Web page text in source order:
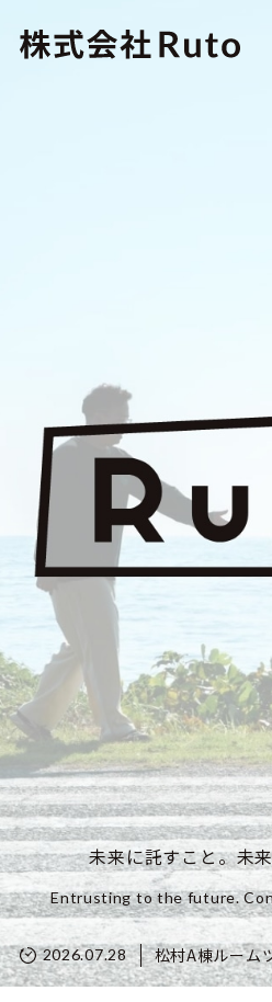
未来に託すこと。未
Entrusting to the future.
2026.07.28 松村A棟ルーム